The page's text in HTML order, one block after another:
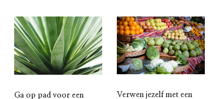
Ga op pad voor een Verwen jezelf met een